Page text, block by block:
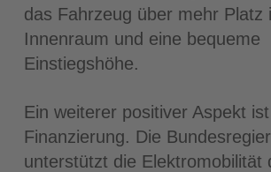
das Fahrzeug über mehr Platz
Innenraum und eine bequeme
Einstiegshöhe.
Ein weiterer positiver Aspekt
Finanzierung. Die
unterstützt die Elektromobilität